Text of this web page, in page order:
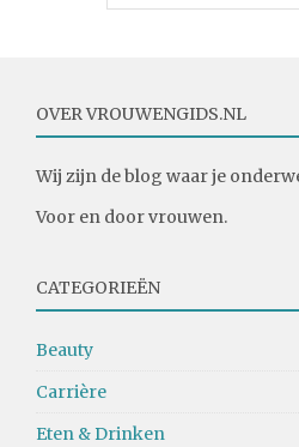
OVER VROUWENGIDS.NL
Wij zijn de blog waar je
Voor en door vrouwen.
CATEGORIEËN
Beauty
Carrière
Eten & Drinken